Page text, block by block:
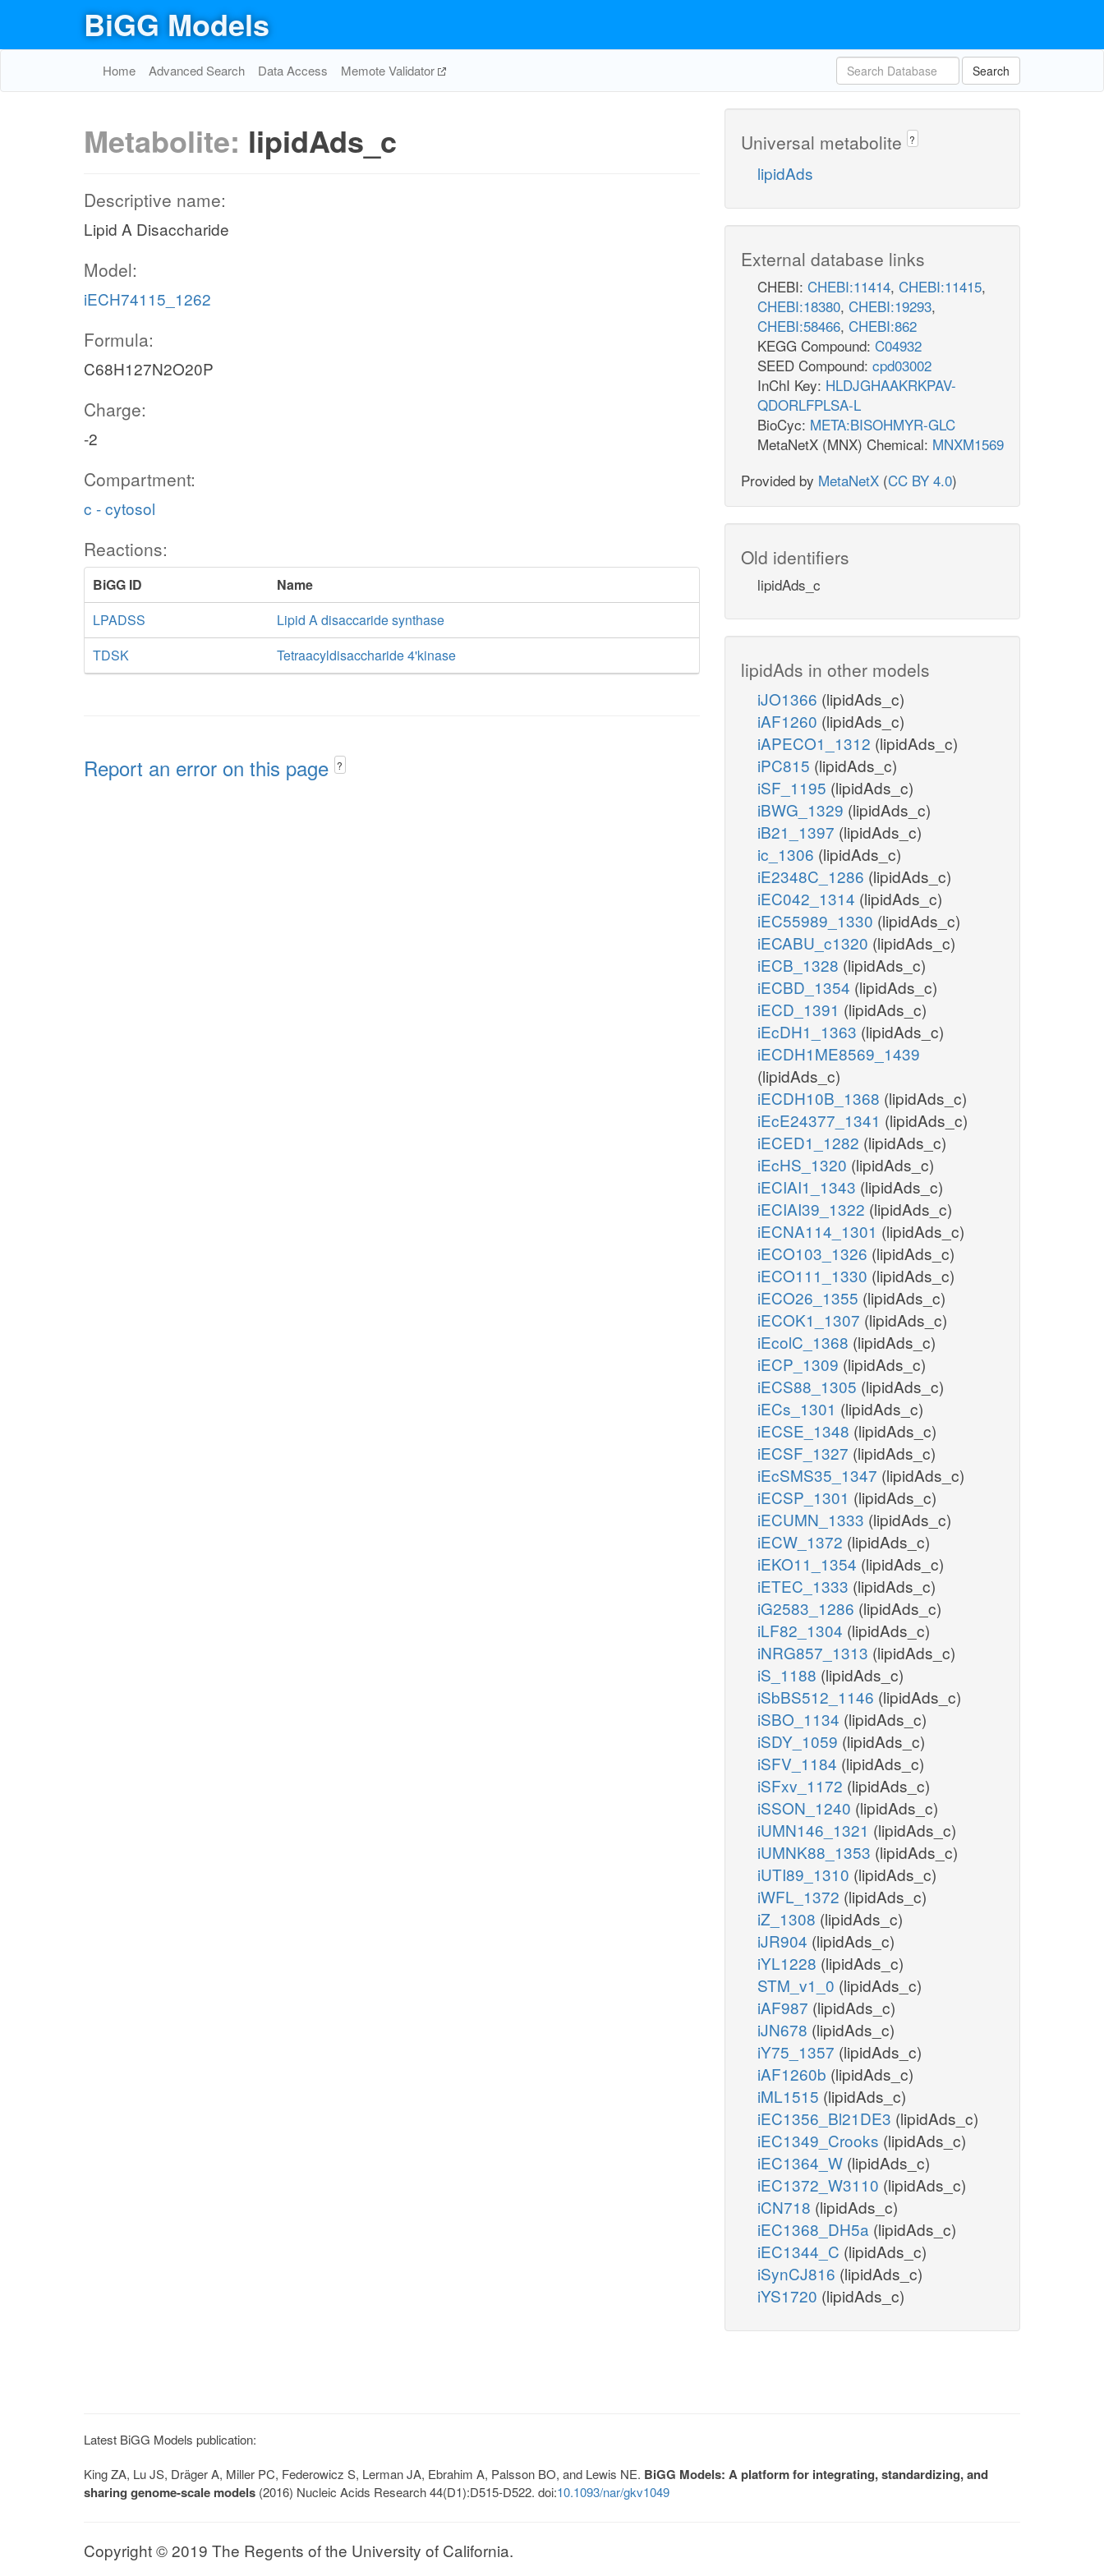
BiGG Models
Home Advanced Search Data Access Memote Validator Search
Metabolite: lipidAds_c
Descriptive name:
Lipid A Disaccharide
Model:
iECH74115_1262
Formula:
C68H127N2O20P
Charge:
-2
Compartment:
c - cytosol
Reactions:
BiGG ID
Name
LPADSS
Lipid A disaccaride synthase
TDSK
Tetraacyldisaccharide 4'kinase
Report an error on this page ?
Universal metabolite ?
lipidAds
External database links
CHEBI: CHEBI:11414, CHEBI:11415,
CHEBI:18380, CHEBI:19293,
CHEBI:58466, CHEBI:862
KEGG Compound: C04932
SEED Compound: cpd03002
InChI Key: HLDJGHAAKRKPAV-
QDORLFPLSA-L
BioCyc: META:BISOHMYR-GLC
MetaNetX (MNX) Chemical: MNXM1569
Provided by MetaNetX (CC BY 4.0)
Old identifiers
lipidAds_c
lipidAds in other models
iJO1366 (lipidAds_c)
iAF1260 (lipidAds_c)
iAPECO1_1312 (lipidAds_c)
iPC815 (lipidAds_c)
iSF_1195 (lipidAds_c)
iBWG_1329 (lipidAds_c)
iB21_1397 (lipidAds_c)
ic_1306 (lipidAds_c)
iE2348C_1286 (lipidAds_c)
iEC042_1314 (lipidAds_c)
iEC55989_1330 (lipidAds_c)
iECABU_c1320 (lipidAds_c)
iECB_1328 (lipidAds_c)
iECBD_1354 (lipidAds_c)
iECD_1391 (lipidAds_c)
iEcDH1_1363 (lipidAds_c)
iECDH1ME8569_1439
(lipidAds_c)
iECDH10B_1368 (lipidAds_c)
iEcE24377_1341 (lipidAds_c)
iECED1_1282 (lipidAds_c)
iEcHS_1320 (lipidAds_c)
iECIAI1_1343 (lipidAds_c)
iECIAI39_1322 (lipidAds_c)
iECNA114_1301 (lipidAds_c)
iECO103_1326 (lipidAds_c)
iECO111_1330 (lipidAds_c)
iECO26_1355 (lipidAds_c)
iECOK1_1307 (lipidAds_c)
iEcolC_1368 (lipidAds_c)
iECP_1309 (lipidAds_c)
iECS88_1305 (lipidAds_c)
iECs_1301 (lipidAds_c)
iECSE_1348 (lipidAds_c)
iECSF_1327 (lipidAds_c)
iEcSMS35_1347 (lipidAds_c)
iECSP_1301 (lipidAds_c)
iECUMN_1333 (lipidAds_c)
iECW_1372 (lipidAds_c)
iEKO11_1354 (lipidAds_c)
iETEC_1333 (lipidAds_c)
iG2583_1286 (lipidAds_c)
iLF82_1304 (lipidAds_c)
iNRG857_1313 (lipidAds_c)
iS_1188 (lipidAds_c)
iSbBS512_1146 (lipidAds_c)
iSBO_1134 (lipidAds_c)
iSDY_1059 (lipidAds_c)
iSFV_1184 (lipidAds_c)
iSFxv_1172 (lipidAds_c)
iSSON_1240 (lipidAds_c)
iUMN146_1321 (lipidAds_c)
iUMNK88_1353 (lipidAds_c)
iUTI89_1310 (lipidAds_c)
iWFL_1372 (lipidAds_c)
iZ_1308 (lipidAds_c)
iJR904 (lipidAds_c)
iYL1228 (lipidAds_c)
STM_v1_0 (lipidAds_c)
iAF987 (lipidAds_c)
iJN678 (lipidAds_c)
iY75_1357 (lipidAds_c)
iAF1260b (lipidAds_c)
iML1515 (lipidAds_c)
iEC1356_Bl21DE3 (lipidAds_c)
iEC1349_Crooks (lipidAds_c)
iEC1364_W (lipidAds_c)
iEC1372_W3110 (lipidAds_c)
iCN718 (lipidAds_c)
iEC1368_DH5a (lipidAds_c)
iEC1344_C (lipidAds_c)
iSynCJ816 (lipidAds_c)
iYS1720 (lipidAds_c)
Latest BiGG Models publication:
King ZA, Lu JS, Dräger A, Miller PC, Federowicz S, Lerman JA, Ebrahim A, Palsson BO, and Lewis NE. BiGG Models: A platform for integrating, standardizing, and
sharing genome-scale models (2016) Nucleic Acids Research 44(D1):D515-D522. doi:10.1093/nar/gkv1049
Copyright © 2019 The Regents of the University of California.